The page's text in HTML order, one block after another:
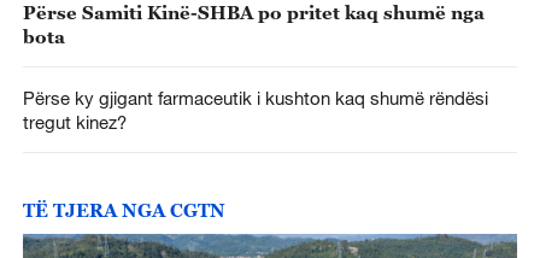
Përse Samiti Kinë-SHBA po pritet kaq shumë nga
bota
Përse ky gjigant farmaceutik i kushton kaq shumë rëndësi
tregut kinez?
TË TJERA NGA CGTN